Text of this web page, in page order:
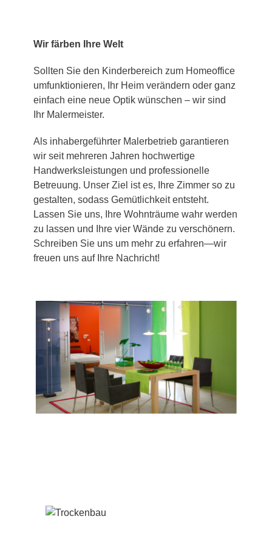
Wir färben Ihre Welt
Sollten Sie den Kinderbereich zum Homeoffice
umfunktionieren, Ihr Heim verändern oder ganz
einfach eine neue Optik wünschen – wir sind
Ihr Malermeister.
Als inhabergeführter Malerbetrieb garantieren
wir seit mehreren Jahren hochwertige
Handwerksleistungen und professionelle
Betreuung. Unser Ziel ist es, Ihre Zimmer so zu
gestalten, sodass Gemütlichkeit entsteht.
Lassen Sie uns, Ihre Wohnträume wahr werden
zu lassen und Ihre vier Wände zu verschönern.
Schreiben Sie uns um mehr zu erfahren—wir
freuen uns auf Ihre Nachricht!